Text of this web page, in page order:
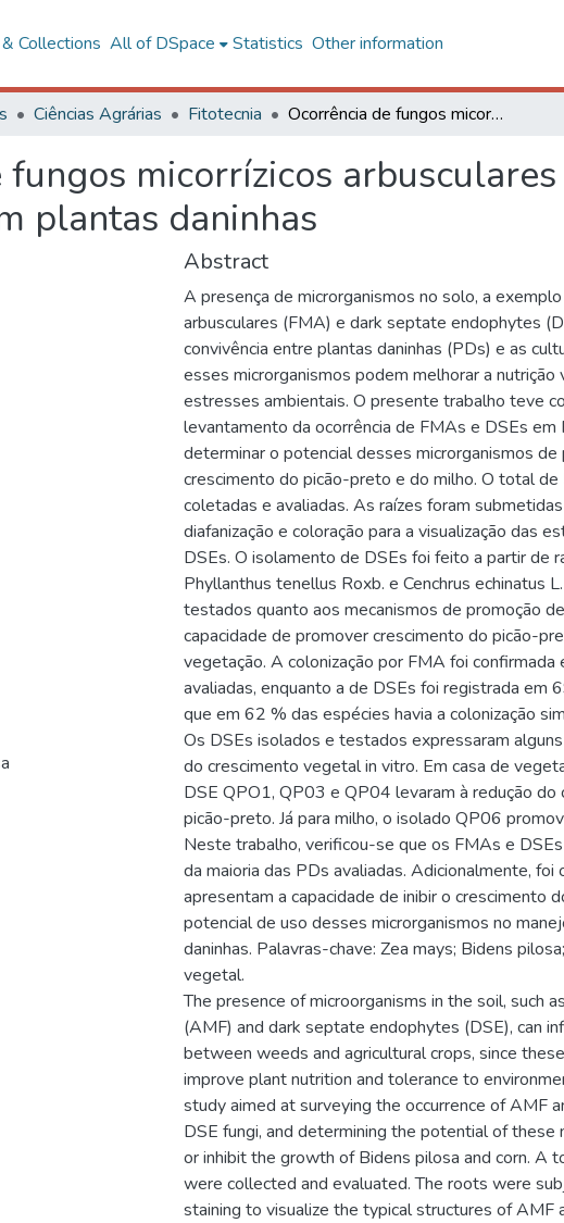
Collections All of DSpace Statistics Other information
Ciências Agrárias Fitotecnia Ocorrência de fungos micorrízicos arbusculares e dark septate endophytes em plantas daninhas
fungos micorrízicos
plantas daninhas
Abstract
A presença de microrganismos no solo, a
arbusculares (FMA) e dark septate endophytes
convivência entre plantas daninhas (PDs) e as
esses microrganismos podem melhorar a
estresses ambientais. O presente trabalho teve
levantamento da ocorrência de FMAs e DSEs em
determinar o potencial desses microrganismos de
crescimento do picão-preto e do milho. O total
coletadas e avaliadas. As raízes foram
diafanização e coloração para a visualização das
DSEs. O isolamento de DSEs foi feito a partir de
Phyllanthus tenellus Roxb. e Cenchrus echinatus
testados quanto aos mecanismos de promoção
capacidade de promover crescimento do picão-
vegetação. A colonização por FMA foi
avaliadas, enquanto a de DSEs foi registrada em
que em 62 % das espécies havia a colonização
Os DSEs isolados e testados expressaram
do crescimento vegetal in vitro. Em casa de
DSE QPO1, QP03 e QP04 levaram à redução
picão-preto. Já para milho, o isolado QP06
Neste trabalho, verificou-se que os FMAs e
da maioria das PDs avaliadas. Adicionalmente,
apresentam a capacidade de inibir o crescimento
potencial de uso desses microrganismos no
daninhas. Palavras-chave: Zea mays; Bidens
vegetal.
The presence of microorganisms in the soil, such
(AMF) and dark septate endophytes (DSE), can
between weeds and agricultural crops, since
improve plant nutrition and tolerance to
study aimed at surveying the occurrence of AMF
DSE fungi, and determining the potential of
or inhibit the growth of Bidens pilosa and corn. A
were collected and evaluated. The roots were
staining to visualize the typical structures of AMF